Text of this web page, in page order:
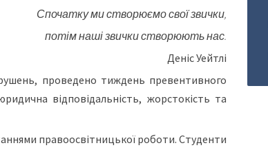
Спочатку ми створюємо свої звички,
потім наші звички створюють нас.
Деніс Уейтлі
проведено тиждень превентивного
відповідальність, жорстокість та
правоосвітницької роботи. Студенти